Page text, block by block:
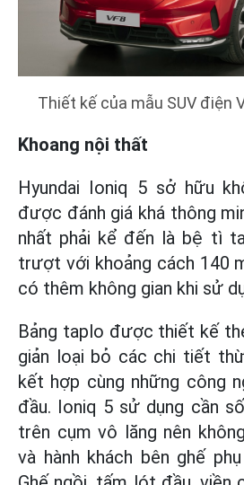
Thiết kế của mẫu SUV điện
Khoang nội thất
Hyundai Ioniq 5 sở hữu
được đánh giá khá thông
nhất phải kể đến là bệ tì
trượt với khoảng cách 140
có thêm không gian khi sử
Bảng taplo được thiết kế
giản loại bỏ các chi tiết
kết hợp cùng những công
đầu. Ioniq 5 sử dụng cần
trên cụm vô lăng nên
và hành khách bên ghế